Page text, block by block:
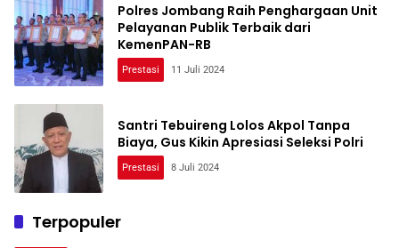
Polres Jombang Raih Penghargaan Unit
Pelayanan Publik Terbaik dari
KemenPAN-RB
Prestasi 11 Juli 2024
Santri Tebuireng Lolos Akpol Tanpa
Biaya, Gus Kikin Apresiasi Seleksi Polri
Prestasi 8 Juli 2024
Terpopuler